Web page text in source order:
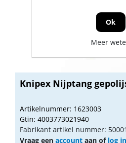
Knipex Nijptang
Artikelnummer: 1623003
Gtin: 4003773021940
Fabrikant artikel nummer:
Vraag een account aan of log in
Ok
Meer